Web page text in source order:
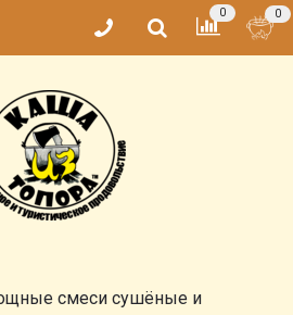
0 0
смеси сушёные и